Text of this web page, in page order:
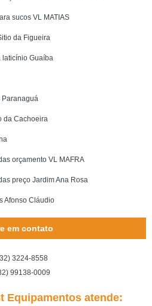
sucos VL MATIAS
da Figueira
laticínio Guaíba
Paranaguá
da Cachoeira
orçamento VL MAFRA
preço Jardim Ana Rosa
Afonso Cláudio
Santa Luzia
laticínio Concórdia
em contato
3224-8558
99138-0009
Equipamentos atende: